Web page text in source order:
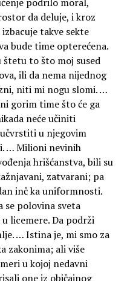
da deluje, i kroz
takve sekte
bude time opterećena.
to što moj sused
ili da nema nijednog
niti mi nogu slomi. …
gorim time što će ga
neće učiniti
u njegovim
… Milioni nevinih
hrišćanstva, bili su
zatvarani; pa
inč ka uniformnosti.
se polovina sveta
licemere. Da podrži
… Istina je, mi smo za
zakonima; ali više
u kojoj nedavni
one iz običajnog